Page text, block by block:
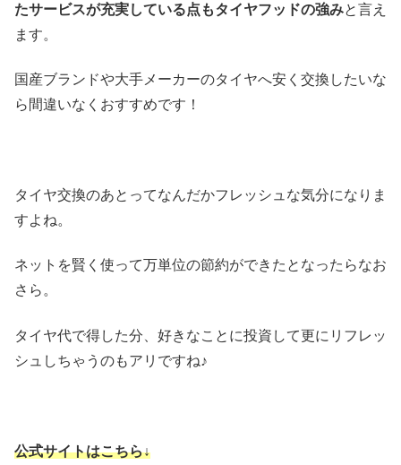
たサービスが充実している点もタイヤフッドの強みと言え
ます。
国産ブランドや大手メーカーのタイヤへ安く交換したいな
ら間違いなくおすすめです！
タイヤ交換のあとってなんだかフレッシュな気分になりま
すよね。
ネットを賢く使って万単位の節約ができたとなったらなお
さら。
タイヤ代で得した分、好きなことに投資して更にリフレッ
シュしちゃうのもアリですね♪
公式サイトはこちら↓